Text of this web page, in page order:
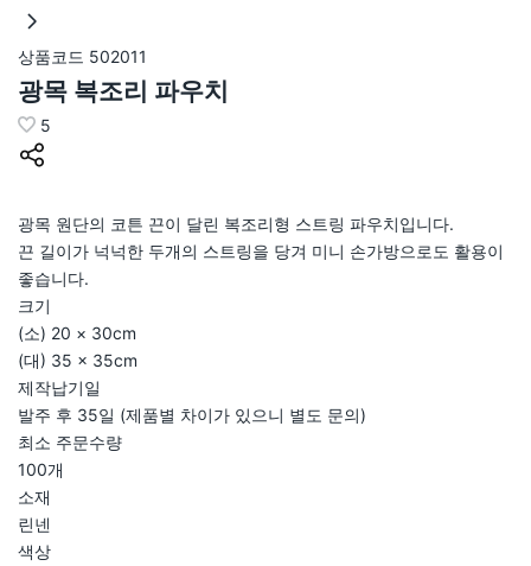
상품코드 502011
광목 복조리 파우치
5
광목 원단의 코튼 끈이 달린 복조리형 스트링 파우치입니다.
끈 길이가 넉넉한 두개의 스트링을 당겨 미니 손가방으로도 활용이
좋습니다.
크기
(소) 20 × 30cm
(대) 35 × 35cm
제작납기일
발주 후 35일 (제품별 차이가 있으니 별도 문의)
최소 주문수량
100개
소재
린넨
색상